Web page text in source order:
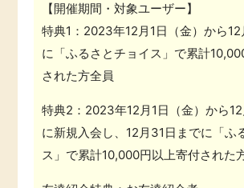
【開催期間・対象ユーザー】
特典1： 2023年12月1日（金）から12
に「ふるさとチョイス」で累計
された方全員
特典2： 2023年12月1日（金）から12
に新規入会し、12月31日までに「ふ
ス」で累計10,000円以上寄付された